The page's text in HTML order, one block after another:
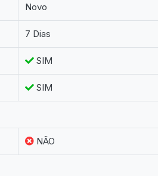
Novo
7 Dias
SIM
SIM
NÃO